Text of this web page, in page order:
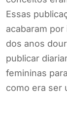
Essas
acabaram
dos anos
publicar
femininas
como era ser